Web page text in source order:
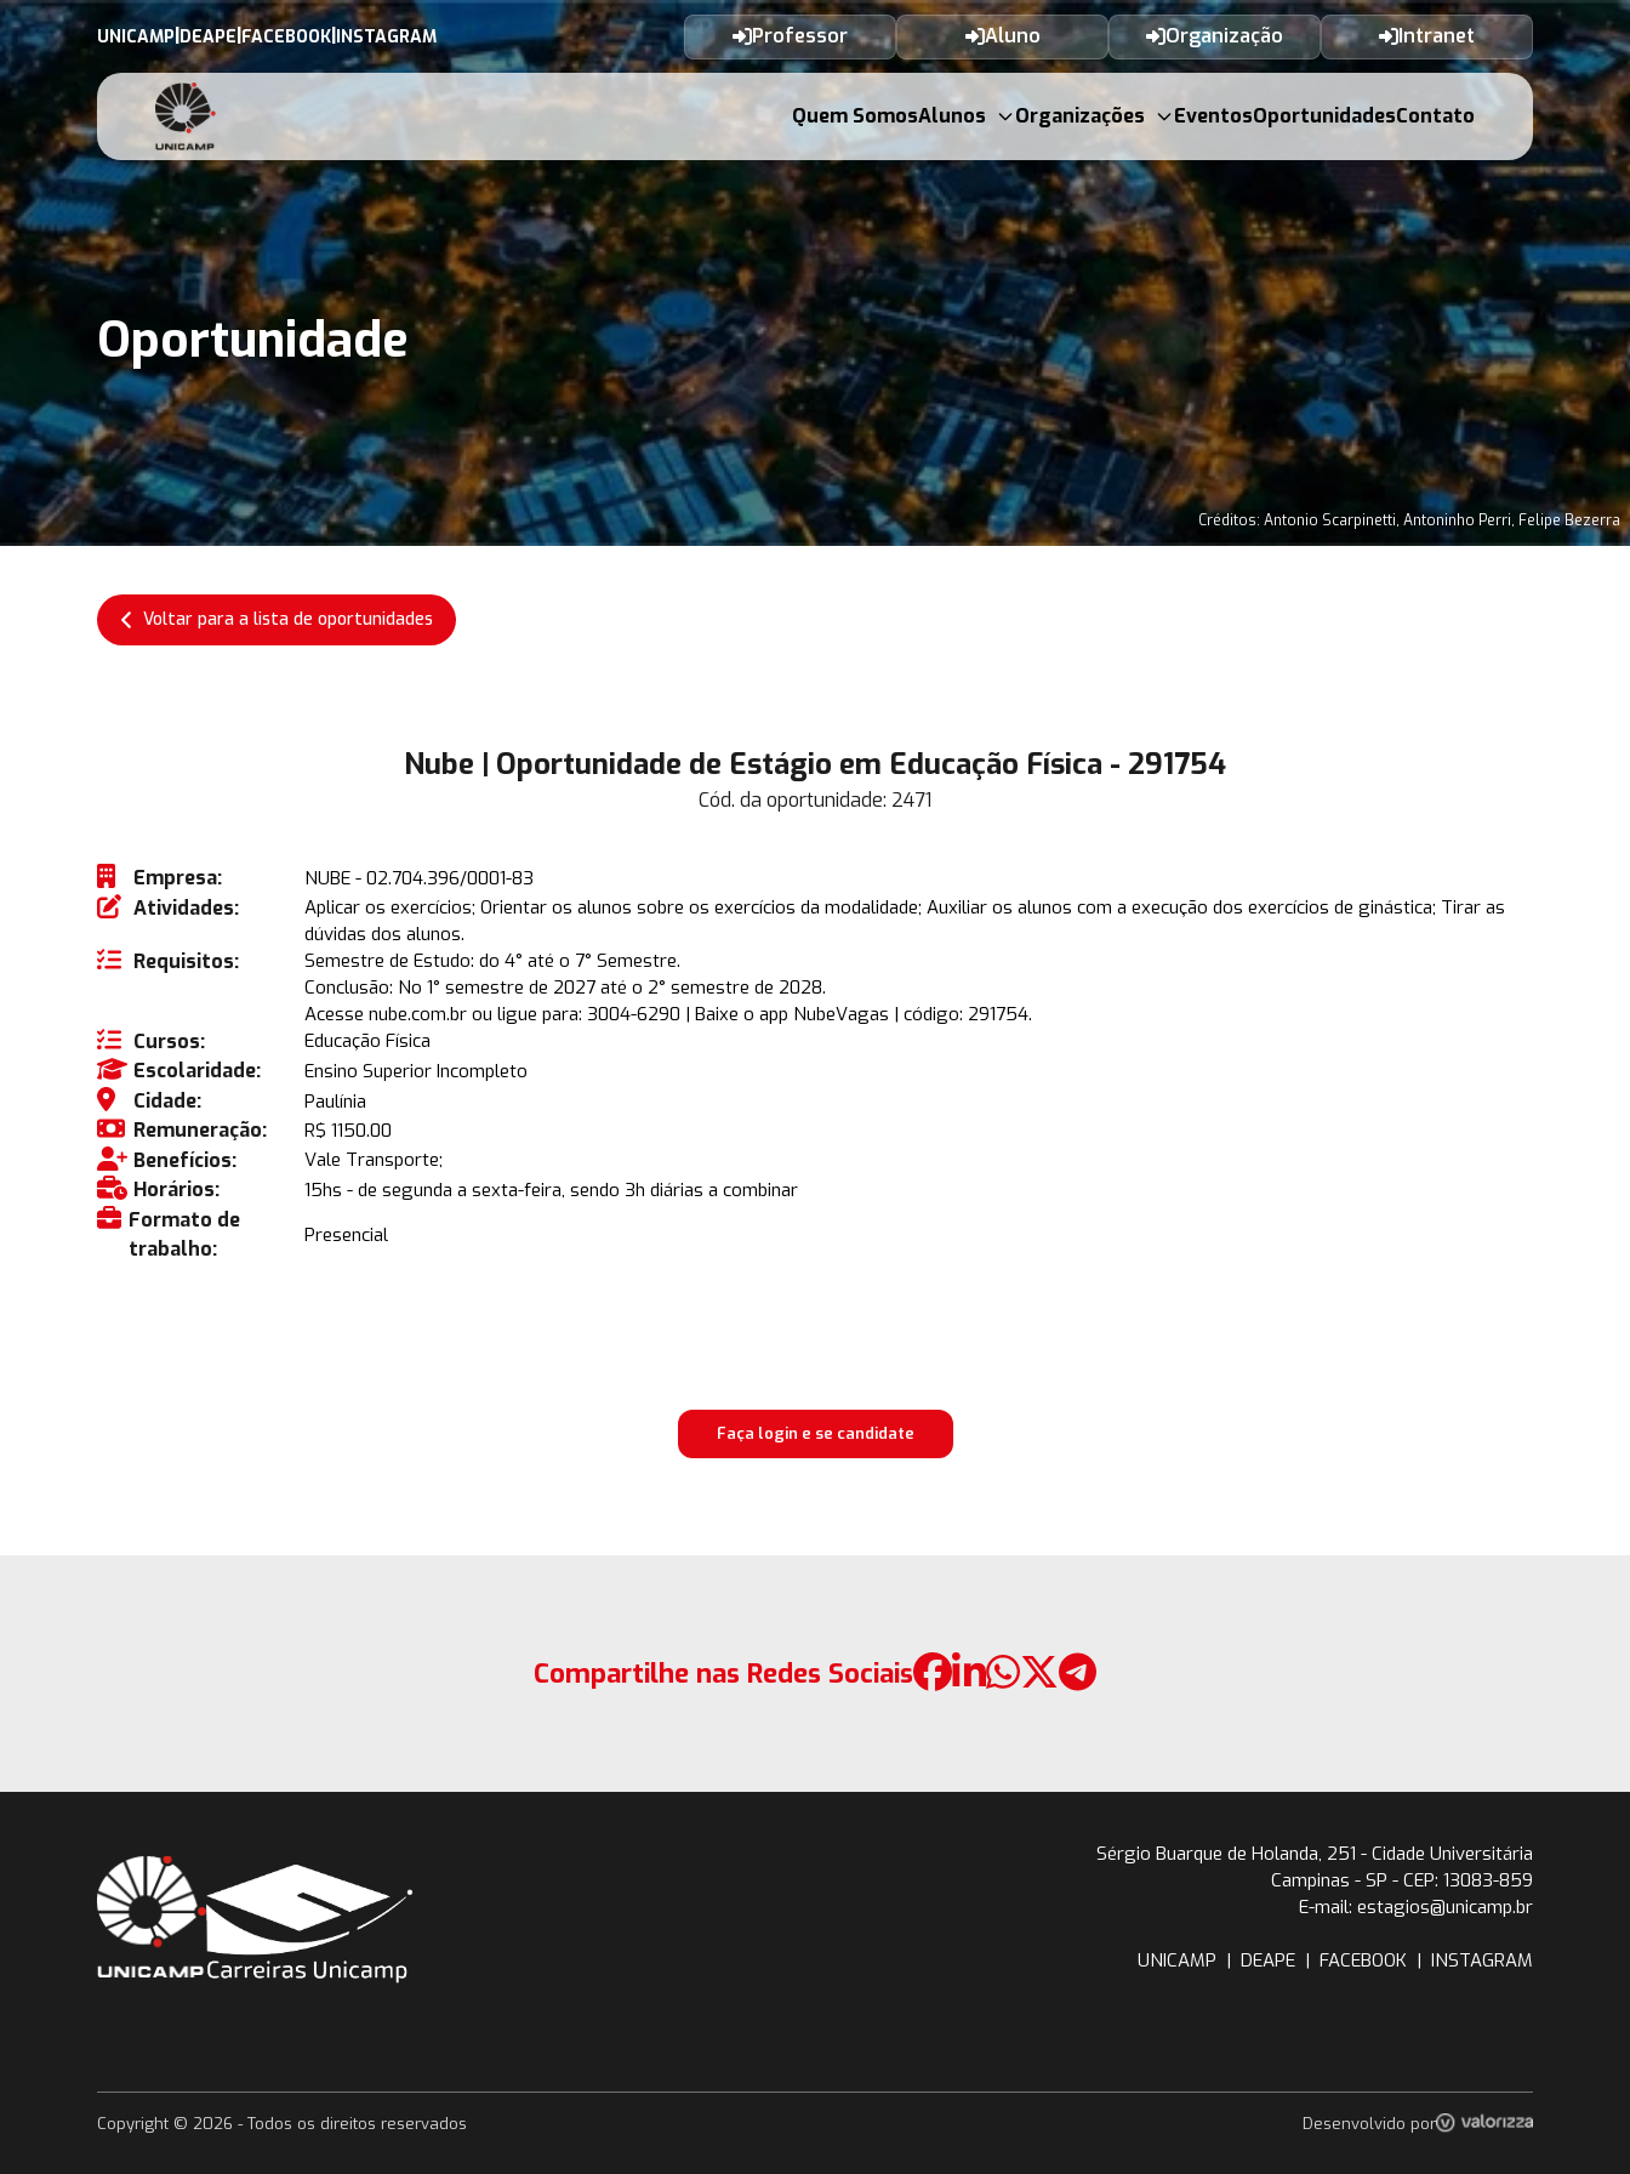
UNICAMP DEAPE|FACEBOOK INSTAGRAM Professor Aluno Organização Intranet
Quem SomosAlunos Organizações EventosOportunidadesContato
Oportunidade
Créditos: Antonio Scarpinetti, Antoninho Perri, Felipe Bezerra
Voltar para a lista de oportunidades
Nube | Oportunidade de Estágio em Educação Física - 291754
Cód. da oportunidade: 2471
Empresa: NUBE - 02.704.396/0001-83
Atividades:
Aplicar os exercícios; Orientar os alunos sobre os exercícios da modalidade; Auxiliar os alunos com a execução dos exercícios de ginástica; Tirar as
dúvidas dos alunos.
Requisitos:
Semestre de Estudo: do 4° até o 7° Semestre.
Conclusão: No 1° semestre de 2027 até o 2° semestre de 2028.
Acesse nube.com.br ou ligue para: 3004-6290 | Baixe o app NubeVagas | código: 291754.
Cursos: Educação Física
Escolaridade: Ensino Superior Incompleto
Cidade: Paulínia
Remuneração: R$ 1150.00
Benefícios: Vale Transporte;
Horários: 15hs - de segunda a sexta-feira, sendo 3h diárias a combinar
Formato de
trabalho:
Presencial
Faça login e se candidate
Compartilhe nas Redes Sociais
Sérgio Buarque de Holanda, 251 - Cidade Universitária
Campinas - SP - CEP: 13083-859
E-mail: estagios@unicamp.br
UNICAMP | DEAPE | FACEBOOK | INSTAGRAM
Copyright © 2026 - Todos os direitos reservados Desenvolvido por